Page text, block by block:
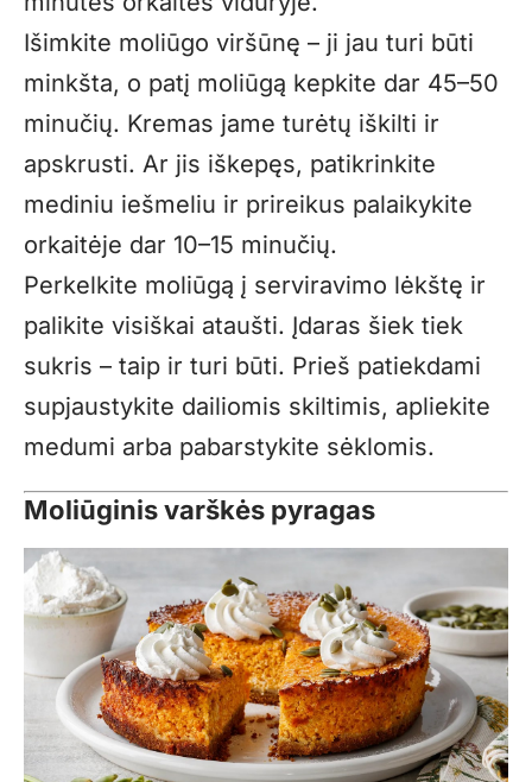
Išimkite moliūgo viršūnę – ji jau turi būti
minkšta, o patį moliūgą kepkite dar 45–50
minučių. Kremas jame turėtų iškilti ir
apskrusti. Ar jis iškepęs, patikrinkite
mediniu iešmeliu ir prireikus palaikykite
orkaitėje dar 10–15 minučių.
Perkelkite moliūgą į serviravimo lėkštę ir
palikite visiškai ataušti. Įdaras šiek tiek
sukris – taip ir turi būti. Prieš patiekdami
supjaustykite dailiomis skiltimis, apliekite
medumi arba pabarstykite sėklomis.
Moliūginis varškės pyragas